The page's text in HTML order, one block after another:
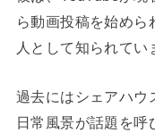
ら動画投稿を始めら
人として知られてい
過去にはシェアハウ
日常風景が話題を呼